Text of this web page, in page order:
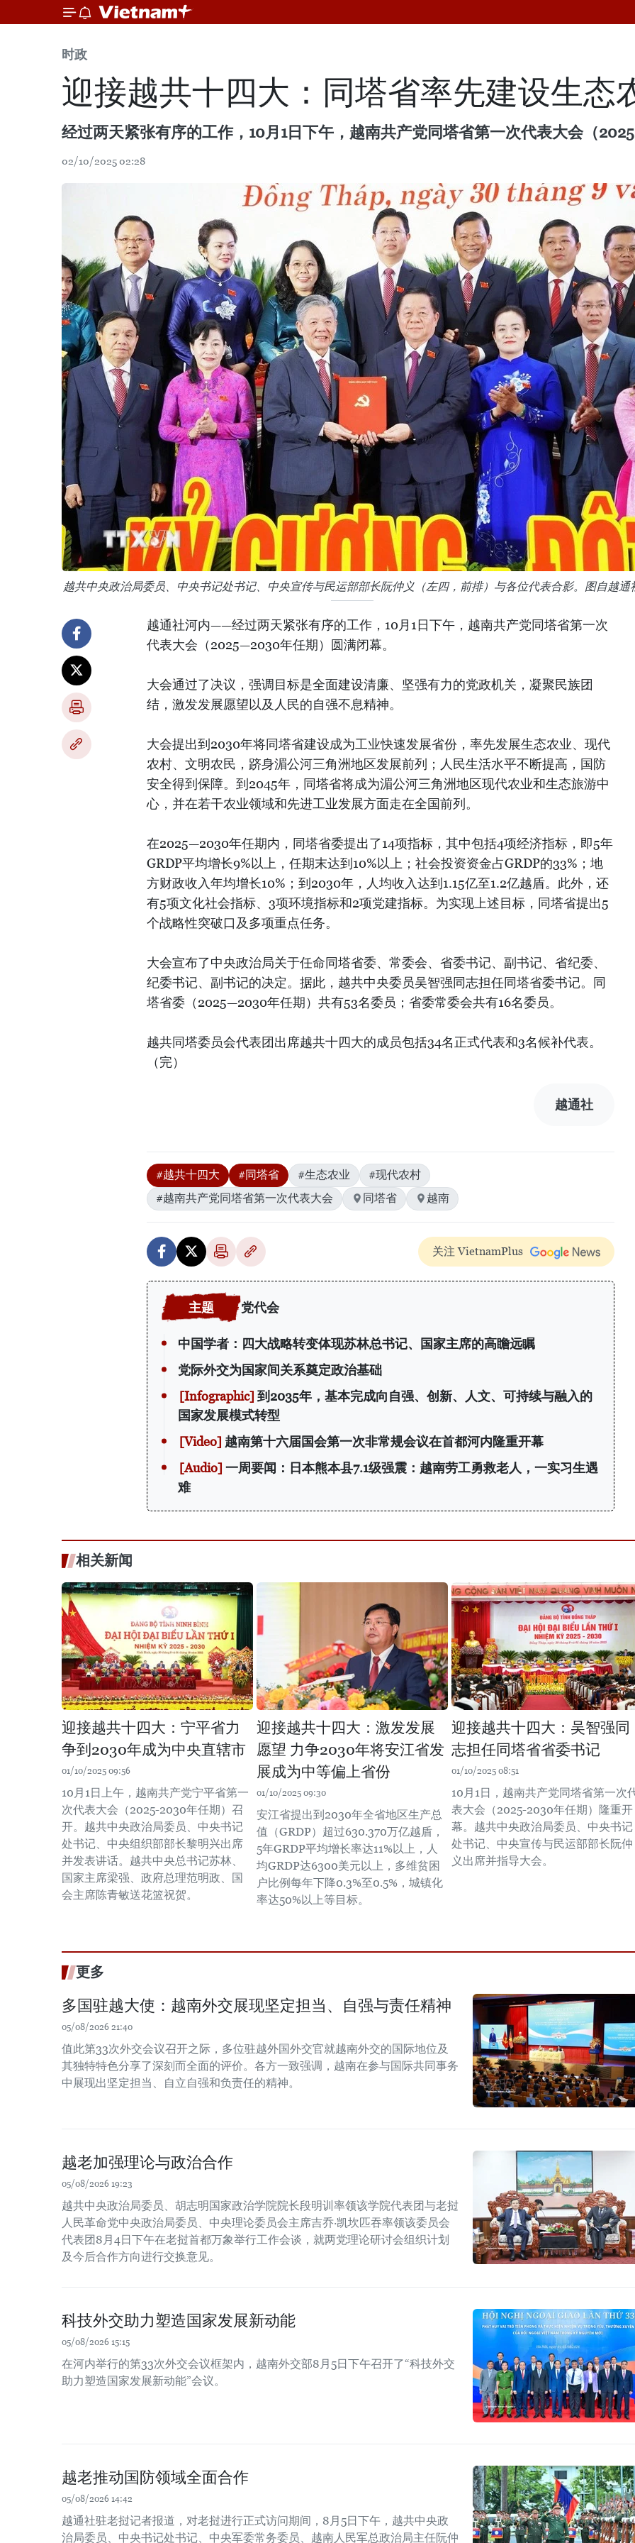
时政
迎接越共十四大：同塔省率先建设生态
经过两天紧张有序的工作，10月1日下午，越南共产党同塔省第一次代表大会（
02/10/2025 02:28
越共中央政治局委员、中央书记处书记、中央宣传与民运部部长阮仲义（左四，前排）与各位代表合影。图自越通
越通社河内——经过两天紧张有序的工作，10月1日下午，越南共产党同塔省第一次
代表大会（2025—2030年任期）圆满闭幕。
大会通过了决议，强调目标是全面建设清廉、坚强有力的党政机关，凝聚民族团
结，激发发展愿望以及人民的自强不息精神。
大会提出到2030年将同塔省建设成为工业快速发展省份，率先发展生态农业、现代
农村、文明农民，跻身湄公河三角洲地区发展前列；人民生活水平不断提高，国防
安全得到保障。到2045年，同塔省将成为湄公河三角洲地区现代农业和生态旅游中
心，并在若干农业领域和先进工业发展方面走在全国前列。
在2025—2030年任期内，同塔省委提出了14项指标，其中包括4项经济指标，即5年
GRDP平均增长9%以上，任期末达到10%以上；社会投资资金占GRDP的33%；地
方财政收入年均增长10%；到2030年，人均收入达到1.15亿至1.2亿越盾。此外，还
有5项文化社会指标、3项环境指标和2项党建指标。为实现上述目标，同塔省提出5
个战略性突破口及多项重点任务。
大会宣布了中央政治局关于任命同塔省委、常委会、省委书记、副书记、省纪委、
纪委书记、副书记的决定。据此，越共中央委员吴智强同志担任同塔省委书记。同
塔省委（2025—2030年任期）共有53名委员；省委常委会共有16名委员。
越共同塔委员会代表团出席越共十四大的成员包括34名正式代表和3名候补代表。
（完）
越通社
#越共十四大 #同塔省 #生态农业
#现代农村
#越南共产党同塔省第一次代表大会
同塔省 越南
关注 VietnamPlus
党代会
中国学者：四大战略转变体现苏林总书记、国家主席的高瞻远瞩
党际外交为国家间关系奠定政治基础
到2035年，基本完成向自强、创新、人文、可持续与融入的
国家发展模式转型
越南第十六届国会第一次非常规会议在首都河内隆重开幕
一周要闻：日本熊本县7.1级强震：越南劳工勇救老人，一实习生遇
难
相关新闻
迎接越共十四大：宁平省力
争到2030年成为中央直辖市
01/10/2025 09:56
10月1日上午，越南共产党宁平省第一
次代表大会（2025-2030年任期）召
开。越共中央政治局委员、中央书记
处书记、中央组织部部长黎明兴出席
并发表讲话。越共中央总书记苏林、
国家主席梁强、政府总理范明政、国
会主席陈青敏送花篮祝贺。
迎接越共十四大：激发发展
愿望 力争2030年将安江省发
展成为中等偏上省份
01/10/2025 09:30
安江省提出到2030年全省地区生产总
值（GRDP）超过630.370万亿越盾，
5年GRDP平均增长率达11%以上，人
均GRDP达6300美元以上，多维贫困
户比例每年下降0.3%至0.5%，城镇化
率达50%以上等目标。
迎接越共十四大：吴智强同
志担任同塔省省委书记
01/10/2025 08:51
10月1日，越南共产党同塔省第一次
表大会（2025-2030年任期）隆重开
幕。越共中央政治局委员、中央书记
处书记、中央宣传与民运部部长阮仲
义出席并指导大会。
更多
多国驻越大使：越南外交展现坚定担当、自强与责任精神
05/08/2026 21:40
值此第33次外交会议召开之际，多位驻越外国外交官就越南外交的国际地位及
其独特特色分享了深刻而全面的评价。各方一致强调，越南在参与国际共同事务
中展现出坚定担当、自立自强和负责任的精神。
越老加强理论与政治合作
05/08/2026 19:23
越共中央政治局委员、胡志明国家政治学院院长段明训率领该学院代表团与老挝
人民革命党中央政治局委员、中央理论委员会主席吉乔·凯坎匹吞率领该委员会
代表团8月4日下午在老挝首都万象举行工作会谈，就两党理论研讨会组织计划
及今后合作方向进行交换意见。
科技外交助力塑造国家发展新动能
05/08/2026 15:15
在河内举行的第33次外交会议框架内，越南外交部8月5日下午召开了“科技外交
助力塑造国家发展新动能”会议。
越老推动国防领域全面合作
05/08/2026 14:42
越通社驻老挝记者报道，对老挝进行正式访问期间，8月5日下午，越共中央政
治局委员、中央书记处书记、中央军委常务委员、越南人民军总政治局主任阮仲